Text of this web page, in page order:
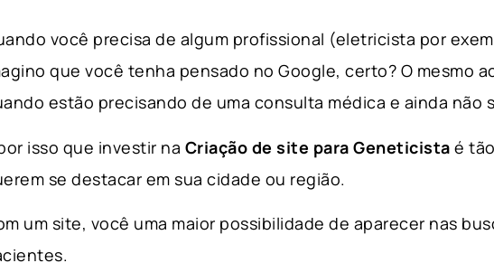
você precisa de algum profissional (eletricista por
que você tenha pensado no Google, certo? O mesmo
estão precisando de uma consulta médica e ainda não
isso que investir na Criação de site para Geneticista é
se destacar em sua cidade ou região.
um site, você uma maior possibilidade de aparecer nas